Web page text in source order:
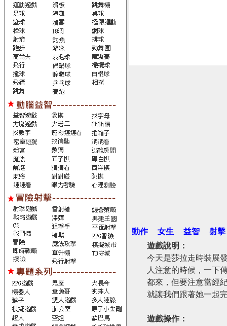
動作 女生 益智
射擊
遊戲說明：
今天是莎拉走時裝展
人注意的時候，一下
都來，但要注意當經
就讓我們跟著她一起
遊戲操作：